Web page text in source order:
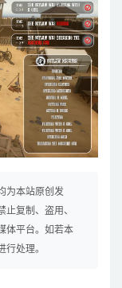
为本站原创发
止复制、盗用、
体平台。如若本
行处理。